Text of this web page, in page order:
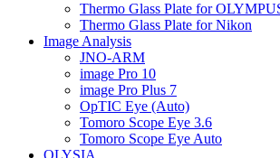
Thermo Glass Plate for
Thermo Glass Plate for Nikon
Image Analysis
JNO-ARM
image Pro 10
image Pro Plus 7
OpTIC Eye (Auto)
Tomoro Scope Eye 3.6
Tomoro Scope Eye Auto
OLYSIA